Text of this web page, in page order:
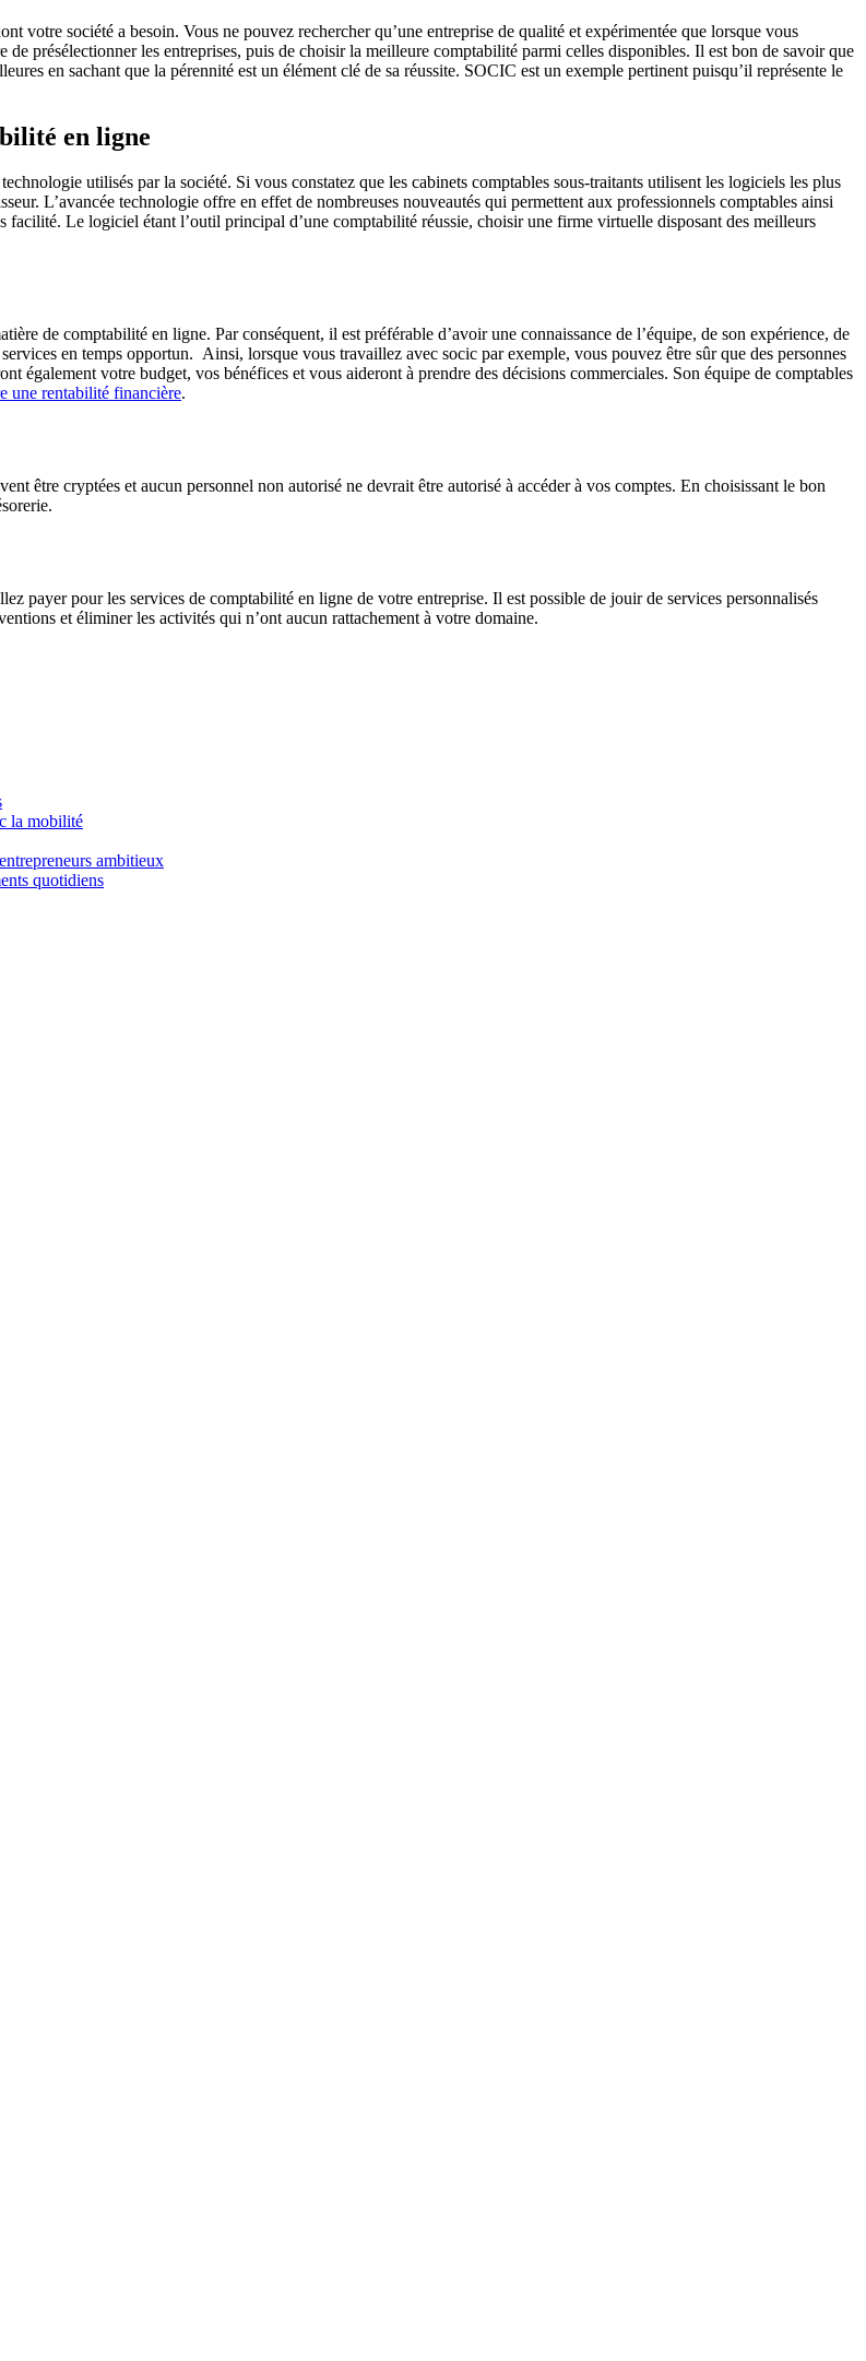
votre société a besoin. Vous ne pouvez rechercher qu’une entreprise de qualité et expérimentée que lorsque vous
de présélectionner les entreprises, puis de choisir la meilleure comptabilité parmi celles disponibles. Il est bon de savoir que
en sachant que la pérennité est un élément clé de sa réussite. SOCIC est un exemple pertinent puisqu’il représente le
en ligne
utilisés par la société. Si vous constatez que les cabinets comptables sous-traitants utilisent les logiciels les plus
L’avancée technologie offre en effet de nombreuses nouveautés qui permettent aux professionnels comptables ainsi
Le logiciel étant l’outil principal d’une comptabilité réussie, choisir une firme virtuelle disposant des meilleurs
de comptabilité en ligne. Par conséquent, il est préférable d’avoir une connaissance de l’équipe, de son expérience, de
en temps opportun. Ainsi, lorsque vous travaillez avec socic par exemple, vous pouvez être sûr que des personnes
également votre budget, vos bénéfices et vous aideront à prendre des décisions commerciales. Son équipe de comptables
une rentabilité financière.
être cryptées et aucun personnel non autorisé ne devrait être autorisé à accéder à vos comptes. En choisissant le bon
payer pour les services de comptabilité en ligne de votre entreprise. Il est possible de jouir de services personnalisés
et éliminer les activités qui n’ont aucun rattachement à votre domaine.
la mobilité
ambitieux
quotidiens